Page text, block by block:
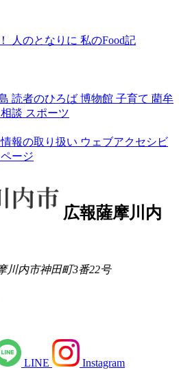
人のとなりに 私のFood記
読者のひろば 博物館 子育て 藺牟
相談 スポーツ
報の取り扱い ウェブアクセシビ
ージ
広報薩摩川内
川内市神田町3番22号
LINE Instagram